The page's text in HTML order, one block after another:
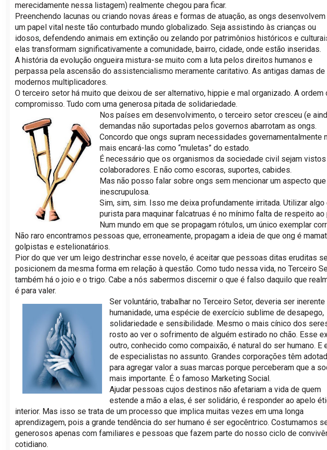
merecidamente nessa listagem) realmente chegou para ficar.
Preenchendo lacunas ou criando novas áreas e formas de atuação, as ongs desenvolvem
um papel vital neste tão conturbado mundo globalizado. Seja assistindo às crianças ou
idosos, defendendo animais em extinção ou zelando por patrimônios históricos e
elas transformam significativamente a comunidade, bairro, cidade, onde estão inseridas.
A história da evolução ongueira mistura-se muito com a luta pelos direitos humanos e
perpassa pela ascensão do assistencialismo meramente caritativo. As antigas damas de
modernos multiplicadores.
O terceiro setor há muito que deixou de ser alternativo, hippie e mal organizado. A
compromisso. Tudo com uma generosa pitada de solidariedade.
Nos países em desenvolvimento, o terceiro setor cresceu (e
demandas não suportadas pelos governos abarrotam as ongs.
Concordo que ongs supram necessidades governamentalmente
mais encará-las como “muletas” do estado.
É necessário que os organismos da sociedade civil sejam
colaboradores. E não como escoras, suportes, cabides.
Mas não posso falar sobre ongs sem mencionar um aspecto
inescrupulosa.
Sim, sim, sim. Isso me deixa profundamente irritada. Utilizar
purista para maquinar falcatruas é no mínimo falta de respeito ao
Num mundo em que se propagam rótulos, um único exemplar
Não raro encontramos pessoas que, erroneamente, propagam a ideia de que ong é
golpistas e estelionatários.
Pior do que ver um leigo destrinchar esse novelo, é aceitar que pessoas ditas eruditas
posicionem da mesma forma em relação à questão. Como tudo nessa vida, no Terceiro
também há o joio e o trigo. Cabe a nós sabermos discernir o que é falso daquilo que
é para valer.
Ser voluntário, trabalhar no Terceiro Setor, deveria ser inerente
humanidade, uma espécie de exercício sublime de desapego,
solidariedade e sensibilidade. Mesmo o mais cínico dos
rosto ao ver o sofrimento de alguém estirado no chão. Esse
outro, conhecido como compaixão, é natural do ser humano.
de especialistas no assunto. Grandes corporações têm
para agregar valor a suas marcas porque perceberam que a
mais importante. É o famoso Marketing Social.
Ajudar pessoas cujos destinos não afetariam a vida de quem
estende a mão a elas, é ser solidário, é responder ao apelo
interior. Mas isso se trata de um processo que implica muitas vezes em uma longa
aprendizagem, pois a grande tendência do ser humano é ser egocêntrico. Costumamos
generosos apenas com familiares e pessoas que fazem parte do nosso ciclo de
cotidiano.